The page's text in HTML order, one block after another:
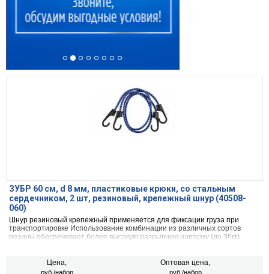
ЗУБР 60 см, d 8 мм, пластиковые крюки, со стальным
сердечником, 2 шт, резиновый, крепежный шнур (40508-
060)
Шнур резиновый крепежный применяется для фиксации груза при
транспортировке Использование комбинации из различных сортов
резины обеспечивает более высокую разрывную нагрузку (до 36кг)
Цена,
руб./набор
Оптовая цена,
руб./набор